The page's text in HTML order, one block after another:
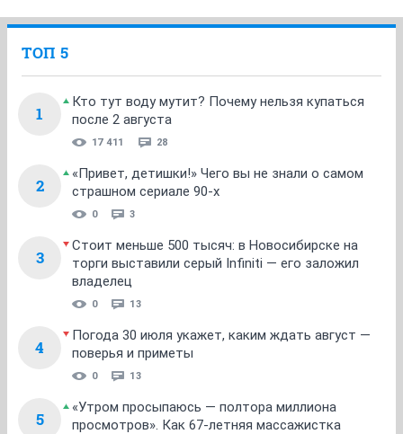
ТОП 5
1
Кто тут воду мутит? Почему нельзя купаться
после 2 августа
17 411 28
2
«Привет, детишки!» Чего вы не знали о самом
страшном сериале 90-х
0 3
3
Стоит меньше 500 тысяч: в Новосибирске на
торги выставили серый Infiniti — его заложил
владелец
0 13
4
Погода 30 июля укажет, каким ждать август —
поверья и приметы
0 13
5
«Утром просыпаюсь — полтора миллиона
просмотров». Как 67-летняя массажистка